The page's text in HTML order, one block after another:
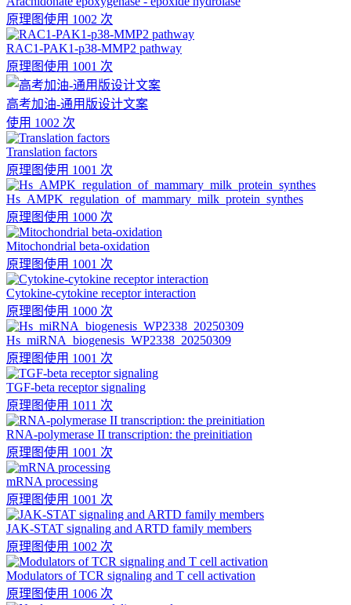
原理图使用 1002 次
RAC1-PAK1-p38-MMP2 pathway
原理图使用 1001 次
高考加油-通用版设计文案
使用 1002 次
Translation factors
原理图使用 1001 次
Hs_AMPK_regulation_of_mammary_milk_protein_synthes
原理图使用 1000 次
Mitochondrial beta-oxidation
原理图使用 1001 次
Cytokine-cytokine receptor interaction
原理图使用 1000 次
Hs_miRNA_biogenesis_WP2338_20250309
原理图使用 1001 次
TGF-beta receptor signaling
原理图使用 1011 次
RNA-polymerase II transcription: the preinitiation
原理图使用 1001 次
mRNA processing
原理图使用 1001 次
JAK-STAT signaling and ARTD family members
原理图使用 1002 次
Modulators of TCR signaling and T cell activation
原理图使用 1006 次